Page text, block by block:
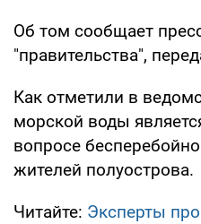
Об том сообщает
"правительства",
Как отметили в
морской воды
вопросе
жителей полуострова.
Читайте: Эксперты